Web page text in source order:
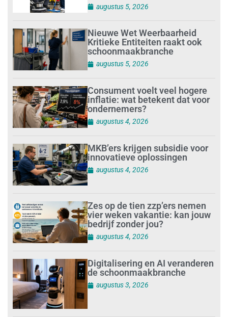
augustus 5, 2026
Nieuwe Wet Weerbaarheid
Kritieke Entiteiten raakt ook
schoonmaakbranche
augustus 5, 2026
Consument voelt veel hogere
inflatie: wat betekent dat voor
ondernemers?
augustus 4, 2026
MKB’ers krijgen subsidie voor
innovatieve oplossingen
augustus 4, 2026
Zes op de tien zzp’ers nemen
vier weken vakantie: kan jouw
bedrijf zonder jou?
augustus 4, 2026
Digitalisering en AI veranderen
de schoonmaakbranche
augustus 3, 2026